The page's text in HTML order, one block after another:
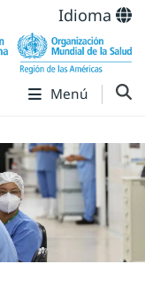
Idioma
Menú